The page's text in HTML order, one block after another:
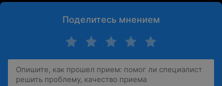
Поделитесь мнением